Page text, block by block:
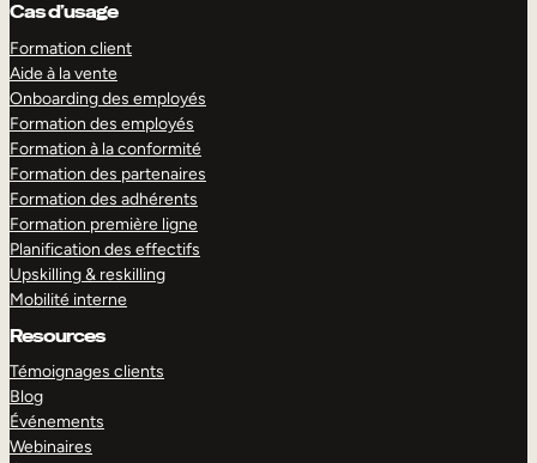
Cas d’usage
Formation client
Aide à la vente
Onboarding des employés
Formation des employés
Formation à la conformité
Formation des partenaires
Formation des adhérents
Formation première ligne
Planification des effectifs
Upskilling & reskilling
Mobilité interne
Resources
Témoignages clients
Blog
Événements
Webinaires